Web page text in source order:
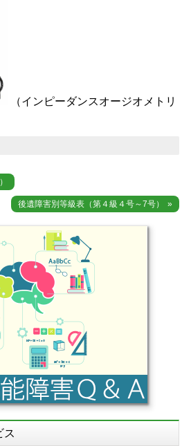
（インピーダンスオージオメトリ
後遺障害別等級表（第４級４号～7号）
ス